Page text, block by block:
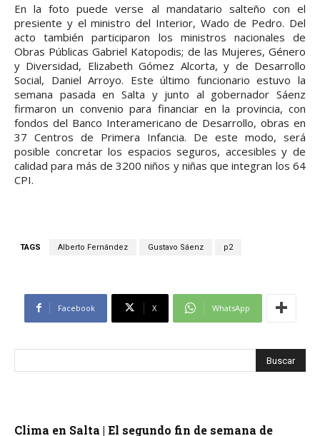
En la foto puede verse al mandatario salteño con el
presiente y el ministro del Interior, Wado de Pedro. Del
acto también participaron los ministros nacionales de
Obras Públicas Gabriel Katopodis; de las Mujeres, Género
y Diversidad, Elizabeth Gómez Alcorta, y de Desarrollo
Social, Daniel Arroyo. Este último funcionario estuvo la
semana pasada en Salta y junto al gobernador Sáenz
firmaron un convenio para financiar en la provincia, con
fondos del Banco Interamericano de Desarrollo, obras en
37 Centros de Primera Infancia. De este modo, será
posible concretar los espacios seguros, accesibles y de
calidad para más de 3200 niños y niñas que integran los 64
CPI.
TAGS Alberto Fernández Gustavo Sáenz p2
Facebook X WhatsApp
Clima en Salta | El segundo fin de semana de